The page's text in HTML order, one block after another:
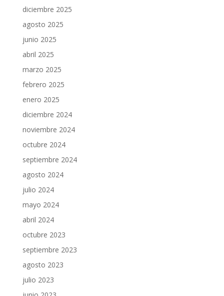
diciembre 2025
agosto 2025
junio 2025
abril 2025
marzo 2025
febrero 2025
enero 2025
diciembre 2024
noviembre 2024
octubre 2024
septiembre 2024
agosto 2024
julio 2024
mayo 2024
abril 2024
octubre 2023
septiembre 2023
agosto 2023
julio 2023